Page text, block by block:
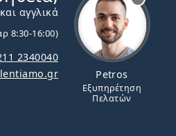
Petros
Εξυπηρέτηση
Πελατών
αγγλικά
8:30-16:00)
2340040